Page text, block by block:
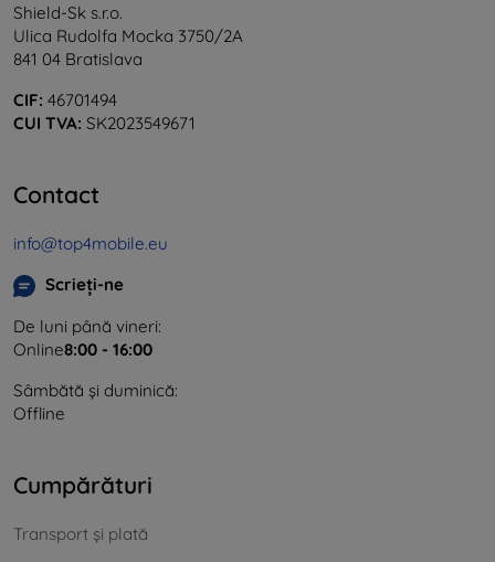
Shield-Sk s.r.o.
Ulica Rudolfa Mocka 3750/2A
841 04 Bratislava
CIF: 46701494
CUI TVA: SK2023549671
Contact
info@top4mobile.eu
Scrieți-ne
De luni până vineri:
Online8:00 - 16:00
Sâmbătă și duminică:
Offline
Cumpărături
Transport și plată